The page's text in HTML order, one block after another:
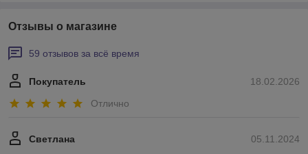
Отзывы о магазине
59 отзывов за всё время
18.02.2026
Покупатель
Отлично
05.11.2024
Светлана